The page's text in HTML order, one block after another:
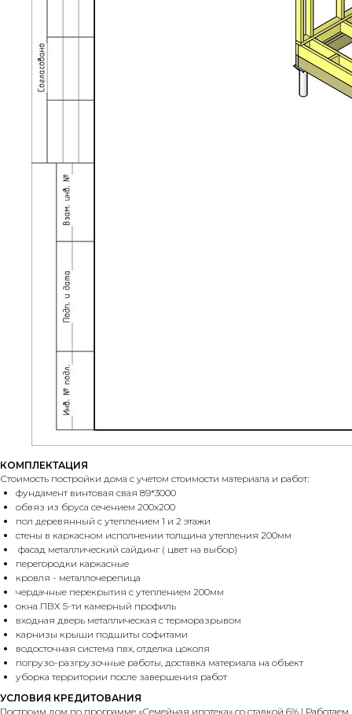
КОМПЛЕКТАЦИЯ
Стоимость постройки дома с учетом стоимости материала и работ:
фундамент винтовая свая 89*3000
обвяз из бруса сечением 200х200
пол деревянный с утеплением 1 и 2 этажи
стены в каркасном исполнении толщина утепления 200мм
фасад металлический сайдинг ( цвет на выбор)
перегородки каркасные
кровля - металлочерепица
чердачные перекрытия с утеплением 200мм
окна ПВХ 5-ти камерный профиль
входная дверь металлическая с терморазрывом
карнизы крыши подшиты софитами
водосточная система пвх, отделка цоколя
погрузо-разгрузочные работы, доставка материала на объект
уборка территории после завершения работ
УСЛОВИЯ КРЕДИТОВАНИЯ
Построим дом по программе «Семейная ипотека» со ставкой 6% | Работаем